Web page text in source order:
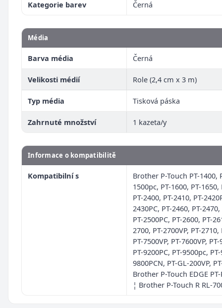
Kategorie barev Černá
Média
Barva média Černá
Velikosti médií Role (2,4 cm x 3 m)
Typ média Tisková páska
Zahrnuté množství 1 kazeta/y
Informace o kompatibilitě
Kompatibilní s
Brother P-Touch PT-1400,
1500pc, PT-1600, PT-1650,
PT-2400, PT-2410, PT-
2430PC, PT-2460, PT-
PT-2500PC, PT-2600, PT-
2700, PT-2700VP, PT-2710,
PT-7500VP, PT-7600VP,
PT-9200PC, PT-9500pc,
9800PCN, PT-GL-200VP,
Brother P-Touch EDGE
¦ Brother P-Touch R RL-